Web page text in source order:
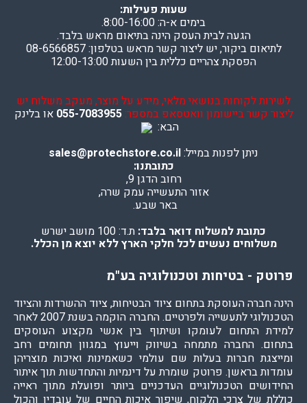
שעות פעילות:
בימים א-ה: 8:00-16:00.
הגעה לבית העסק הינה בתיאום מראש בלבד.
לתיאום ביקור, יש ליצור קשר מראש בטלפון: 08-6566857
הפסקת צהריים כללית בין השעות 12:00-13:00
לשירות לקוחות בנושאי מלאי, מידע על מוצר, מעקב משלוח יש
ליצור קשר ביישומון וואטסאפ במספר:055-7083955 או בלינק
הבא:
ניתן לפנות במייל:sales@protechstore.co.il
כתובתנו:
רחוב הדגן 9,
אזור התעשייה עמק שרה,
באר שבע.
כתובת למשלוח דואר בלבד: ת.ד: 100 מושב ישרש
משלוחים נעשים לכל חלקי הארץ ללא יוצא מן הכלל.
פרוטק - בטיחות וטכנולוגיה בע"מ
הינה חברה העוסקת בתחום ציוד הבטיחות, ציוד ההשרדות והציוד
הטכנולוגי לתעשייה ולפרטיים. החברה הוקמה בשנת 2007 לאחר
למידת התחום לעומקו ושיתוף בין אנשי מקצוע העוסקים
בתחום. החברה מתמחה בשיווק וייעוץ במגוון תחומים רחב
ומייצגת חברות בעלות שם עולמי כשאמינות ואיכות מוצריהן
עומדות בראשן. פרוטק שומרת על דינמיות והתחדשות תוך איתור
החידושים הטכנולוגיים העדכניים ביותר ופועלת מתוך ראייה
כוללת של צרכי הלקוח, שיפור איכות החיים של עובדיו והכול